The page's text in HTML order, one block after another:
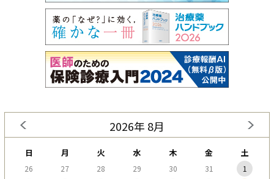
2026年 8月
日 月 火 水 木 金 土
26 27 28 29 30 31
1